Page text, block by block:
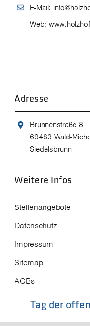
Tag der
E-Mail:
Web:
Adresse
Brunnenstraße 8
69483 Wald-
Siedelsbrunn
Weitere Infos
Stellenangebote
Datenschutz
Impressum
Sitemap
AGBs